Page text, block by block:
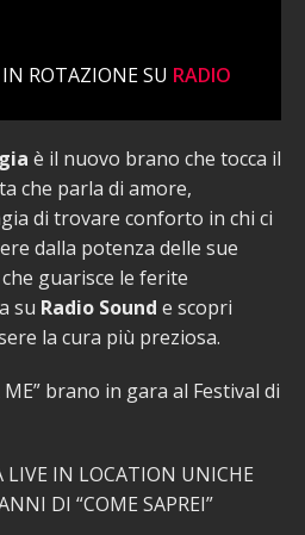
ROTAZIONE SU RADIO
è il nuovo brano che tocca il
che parla di amore,
di trovare conforto in chi ci
dalla potenza delle sue
guarisce le ferite
su Radio Sound e scopri
la cura più preziosa.
ME” brano in gara al Festival di
LIVE IN LOCATION UNICHE
DI “COME SAPREI”